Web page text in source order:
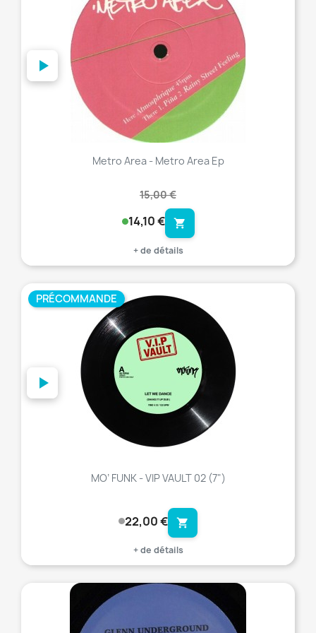
Metro Area - Metro Area Ep
15,00 €
14,10 € shopping_cart
+ de détails
MO’ FUNK - VIP VAULT 02 (7")
22,00 € shopping_cart
+ de détails
PRÉCOMMANDE